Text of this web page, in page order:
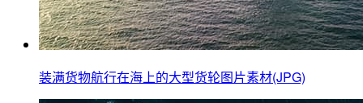
装满货物航行在海上的大型货轮图片素材(JPG)